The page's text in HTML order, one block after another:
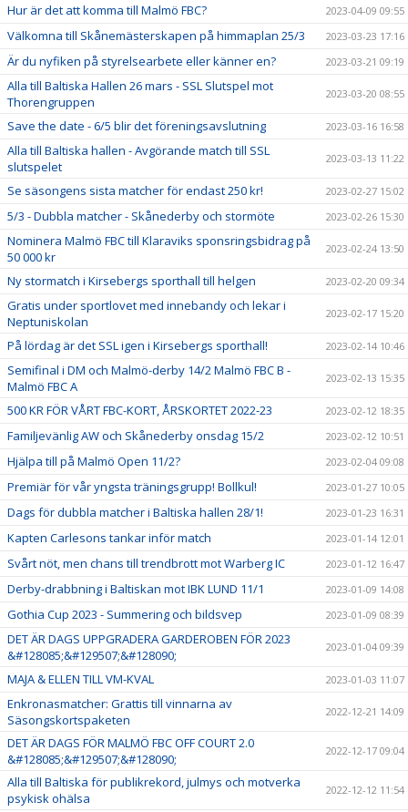
Hur är det att komma till Malmö FBC? 2023-04-09 09:55
Välkomna till Skånemästerskapen på himmaplan 25/3 2023-03-23 17:16
Är du nyfiken på styrelsearbete eller känner en? 2023-03-21 09:19
Alla till Baltiska Hallen 26 mars - SSL Slutspel mot
Thorengruppen
2023-03-20 08:55
Save the date - 6/5 blir det föreningsavslutning 2023-03-16 16:58
Alla till Baltiska hallen - Avgörande match till SSL
slutspelet
2023-03-13 11:22
Se säsongens sista matcher för endast 250 kr! 2023-02-27 15:02
5/3 - Dubbla matcher - Skånederby och stormöte 2023-02-26 15:30
Nominera Malmö FBC till Klaraviks sponsringsbidrag på
50 000 kr
2023-02-24 13:50
Ny stormatch i Kirsebergs sporthall till helgen 2023-02-20 09:34
Gratis under sportlovet med innebandy och lekar i
Neptuniskolan
2023-02-17 15:20
På lördag är det SSL igen i Kirsebergs sporthall! 2023-02-14 10:46
Semifinal i DM och Malmö-derby 14/2 Malmö FBC B -
Malmö FBC A
2023-02-13 15:35
500 KR FÖR VÅRT FBC-KORT, ÅRSKORTET 2022-23 2023-02-12 18:35
Familjevänlig AW och Skånederby onsdag 15/2 2023-02-12 10:51
Hjälpa till på Malmö Open 11/2? 2023-02-04 09:08
Premiär för vår yngsta träningsgrupp! Bollkul! 2023-01-27 10:05
Dags för dubbla matcher i Baltiska hallen 28/1! 2023-01-23 16:31
Kapten Carlesons tankar inför match 2023-01-14 12:01
Svårt nöt, men chans till trendbrott mot Warberg IC 2023-01-12 16:47
Derby-drabbning i Baltiskan mot IBK LUND 11/1 2023-01-09 14:08
Gothia Cup 2023 - Summering och bildsvep 2023-01-09 08:39
DET ÄR DAGS UPPGRADERA GARDEROBEN FÖR 2023
&#128085;&#129507;&#128090;
2023-01-04 09:39
MAJA & ELLEN TILL VM-KVAL 2023-01-03 11:07
Enkronasmatcher: Grattis till vinnarna av
Säsongskortspaketen
2022-12-21 14:09
DET ÄR DAGS FÖR MALMÖ FBC OFF COURT 2.0
&#128085;&#129507;&#128090;
2022-12-17 09:04
Alla till Baltiska för publikrekord, julmys och motverka
psykisk ohälsa
2022-12-12 11:54